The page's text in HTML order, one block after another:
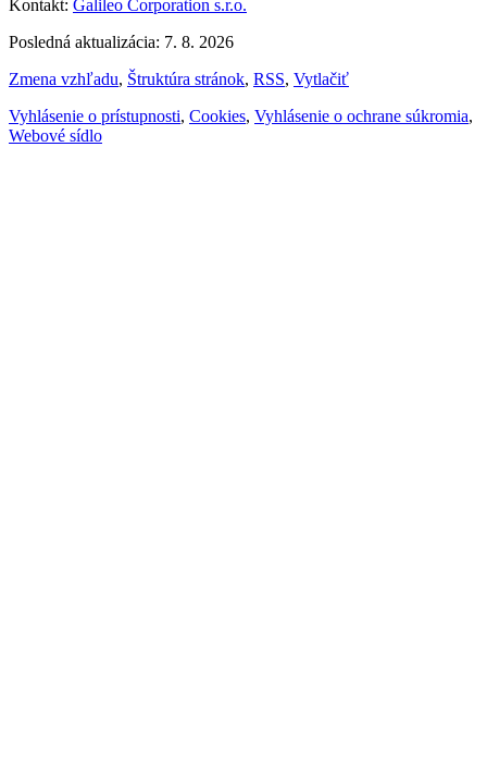
Kontakt: Galileo Corporation s.r.o.
Posledná aktualizácia: 7. 8. 2026
Zmena vzhľadu, Štruktúra stránok, RSS, Vytlačiť
Vyhlásenie o prístupnosti, Cookies, Vyhlásenie o ochrane súkromia,
Webové sídlo